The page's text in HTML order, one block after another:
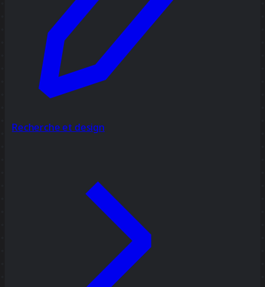
Recherche et design